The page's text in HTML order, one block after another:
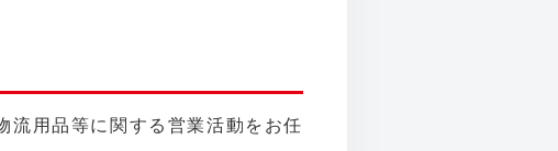
流用品等に関する営業活動をお任